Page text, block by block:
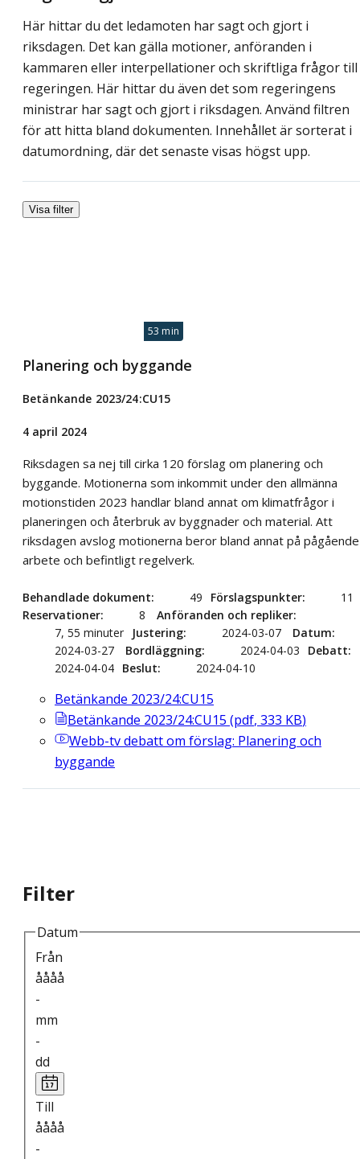
Här hittar du det ledamoten har sagt och gjort i
riksdagen. Det kan gälla motioner, anföranden i
kammaren eller interpellationer och skriftliga frågor till
regeringen. Här hittar du även det som regeringens
ministrar har sagt och gjort i riksdagen. Använd filtren
för att hitta bland dokumenten. Innehållet är sorterat i
datumordning, där det senaste visas högst upp.
Visa filter
53 min
Planering och byggande
Betänkande 2023/24:CU15
4 april 2024
Riksdagen sa nej till cirka 120 förslag om planering och
byggande. Motionerna som inkommit under den allmänna
motionstiden 2023 handlar bland annat om klimatfrågor i
planeringen och återbruk av byggnader och material. Att
riksdagen avslog motionerna beror bland annat på pågående
arbete och befintligt regelverk.
Behandlade dokument 49 Förslagspunkter
11
Reservationer
8
Anföranden och repliker
7, 55 minuter
Justering 2024-03-07
Datum
2024-03-27
Bordläggning 2024-04-03
Debatt
2024-04-04 Beslut 2024-04-10
Betänkande 2023/24:CU15
Betänkande 2023/24:CU15 (pdf, 333 KB)
Webb-tvdebatt om förslag: Planering och
byggande
Filter
Datum
Från
åååå
-
mm
-
dd
Till
åååå
-